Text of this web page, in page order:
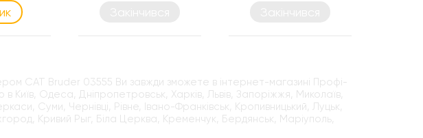
CAT Bruder 03555 Ви завжди зможете в інтернет-магазині Профі-
Одеса, Дніпропетровськ, Харків, Львів, Запоріжжя, Миколаїв,
Суми, Чернівці, Рівне, Івано-Франківськ, Кропивницький, Луцьк,
Кривий Рыг, Біла Церква, Кременчук, Бердянськ, Маріуполь,